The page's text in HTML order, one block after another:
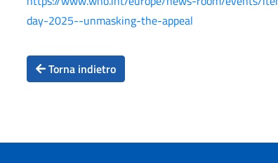
day-2025--unmasking-the-appeal
Torna indietro